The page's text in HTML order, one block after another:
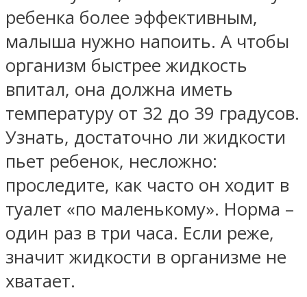
ребенка более эффективным,
малыша нужно напоить. А чтобы
организм быстрее жидкость
впитал, она должна иметь
температуру от 32 до 39 градусов.
Узнать, достаточно ли жидкости
пьет ребенок, несложно:
проследите, как часто он ходит в
туалет «по маленькому». Норма –
один раз в три часа. Если реже,
значит жидкости в организме не
хватает.